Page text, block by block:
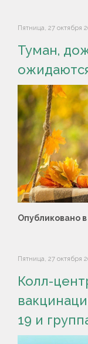
Пятница, 27 октября
Туман,
Опубликовано в
Пятница, 27 октября
Колл-
19 и